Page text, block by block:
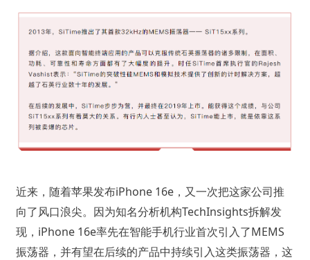
近来，随着苹果发布iPhone 16e，又一次把这家公司推
向了风口浪尖。因为知名分析机构TechInsights拆解发
现，iPhone 16e率先在智能手机行业首次引入了MEMS
振荡器，并有望在后续的产品中持续引入这类振荡器，这